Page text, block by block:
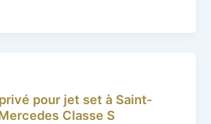
pour jet set à Saint-
Classe S